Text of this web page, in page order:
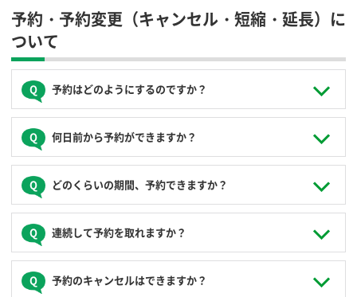
※決済不能理由については、ご利用のクレジットカード会社
へお問い合わせください。
のでご確認ください。
予約・予約変更（キャンセル・短縮・延長）に
ついて
予約はどのようにするのですか？
パソコン、スマートフォンから、24時間いつでも予約ができ
ます。ステーションによってはご利用できる営業日、営業時
間に定めがある場合がございます。ステーション検索ページ
何日前から予約ができますか？
利用開始の直前から30日先までご予約いただけます。
どのくらいの期間、予約できますか？
最短15分、以降15分単位で最長72時間までの予約が可能で
す。
連続して予約を取れますか？
２つの予約を続けて取ることはできますが、この場合、異な
る２つの予約の扱いとなります。最初の予約が終了した後、
予約のキャンセルはできますか？